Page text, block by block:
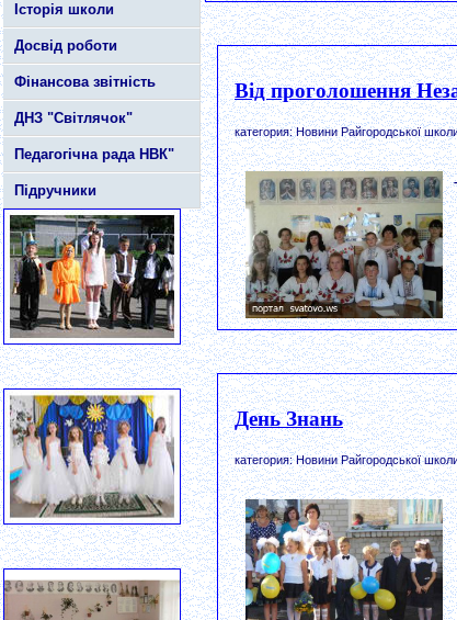
Історія школи
Досвід роботи
Фінансова звітність
ДНЗ "Світлячок"
Педагогічна рада НВК"
Підручники
Від проголошення
категория: Новини Райгородської
День Знань
категория: Новини Райгородської